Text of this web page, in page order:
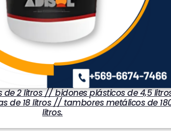
de 2 litros // bidones plásticos de 4,5
de 18 litros // tambores metálicos de
litros.